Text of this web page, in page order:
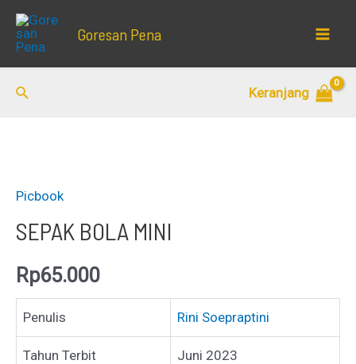
Lewati
Goresan Pena
Cari Keranjang
Picbook
SEPAK BOLA MINI
Rp65.000
Penulis Rini Soepraptini
Tahun Terbit Juni 2023